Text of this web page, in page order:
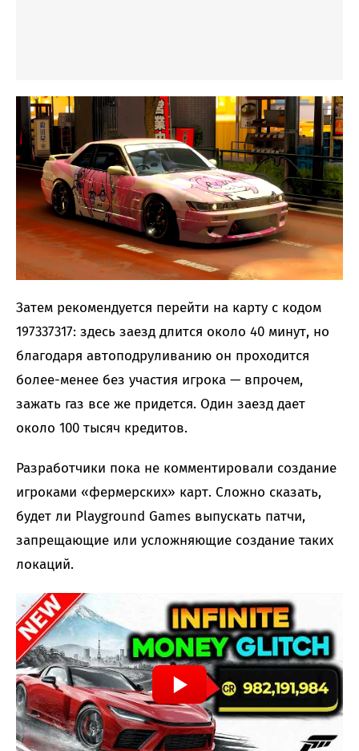
Затем рекомендуется перейти на карту с кодом
197337317: здесь заезд длится около 40 минут, но
благодаря автоподруливанию он проходится
более-менее без участия игрока — впрочем,
зажать газ все же придется. Один заезд дает
около 100 тысяч кредитов.
Разработчики пока не комментировали создание
игроками «фермерских» карт. Сложно сказать,
будет ли Playground Games выпускать патчи,
запрещающие или усложняющие создание таких
локаций.